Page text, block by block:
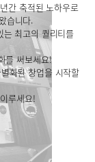
간 축적된 노하우로
습니다.
최고의 퀄리티를
를 써보세요!
화된 창업을 시작할
루세요!